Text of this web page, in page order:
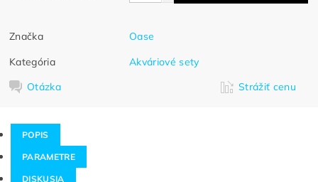
Značka
Oase
Kategória
Akváriové sety
Otázka
Strážiť cenu
POPIS
PARAMETRE
DISKUSIA